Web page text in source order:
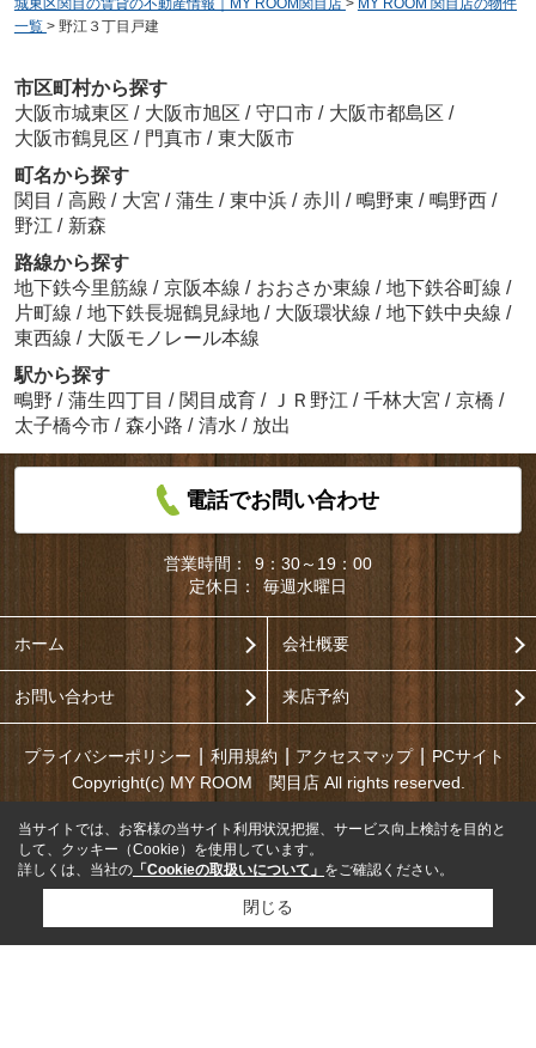
城東区関目の賃貸の不動産情報｜MY ROOM関目店 > MY ROOM 関目店の物件
一覧 > 野江３丁目戸建
市区町村から探す
大阪市城東区 / 大阪市旭区 / 守口市 / 大阪市都島区 /
大阪市鶴見区 / 門真市 / 東大阪市
町名から探す
関目 / 高殿 / 大宮 / 蒲生 / 東中浜 / 赤川 / 鴫野東 / 鴫野西 /
野江 / 新森
路線から探す
地下鉄今里筋線 / 京阪本線 / おおさか東線 / 地下鉄谷町線 /
片町線 / 地下鉄長堀鶴見緑地 / 大阪環状線 / 地下鉄中央線 /
東西線 / 大阪モノレール本線
駅から探す
鴫野 / 蒲生四丁目 / 関目成育 / ＪＲ野江 / 千林大宮 / 京橋 /
太子橋今市 / 森小路 / 清水 / 放出
電話でお問い合わせ
営業時間：
9：30～19：00
定休日：
毎週水曜日
ホーム 会社概要
お問い合わせ 来店予約
プライバシーポリシー 利用規約 アクセスマップ
PCサイト
Copyright(c) MY ROOM 関目店 All rights reserved.
当サイトでは、お客様の当サイト利用状況把握、サービス向上検討を目的と
して、クッキー（Cookie）を使用しています。
詳しくは、当社の 「Cookieの取扱いについて」 をご確認ください。
閉じる